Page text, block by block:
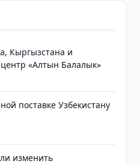
Кыргызстана и
«Алтын Балалык»
поставке Узбекистану
изменить